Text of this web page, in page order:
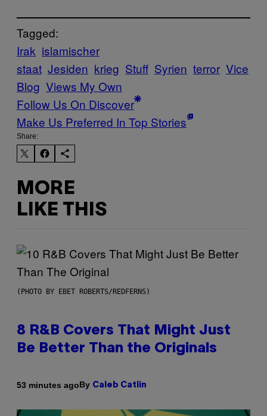
Tagged:
Irak islamischer
staat Jesiden krieg Stuff Syrien terror Vice
Blog Views My Own
Follow Us On Discover
Make Us Preferred In Top Stories
Share:
MORE
LIKE THIS
(PHOTO BY EBET ROBERTS/REDFERNS)
8 R&B Covers That Might Just
Be Better Than the Originals
53 minutes agoBy Caleb Catlin